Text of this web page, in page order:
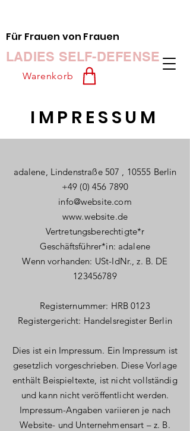
Warenkorb
LADIES SELF-DEFENSE
Für Frauen von Frauen
IMPRESSUM
adalene, Lindenstraße 507 , 10555 Berlin
+49 (0) 456 7890
info@website.com
www.website.de
Vertretungsberechtigte*r
Geschäftsführer*in: adalene
Wenn vorhanden: USt-IdNr., z. B. DE
123456789
Registernummer: HRB 0123
Registergericht: Handelsregister Berlin
Dies ist ein Impressum. Ein Impressum ist
gesetzlich vorgeschrieben. Diese Vorlage
enthält Beispieltexte, ist nicht vollständig
und kann nicht veröffentlicht werden.
Impressum-Angaben variieren je nach
Website- und Unternehmensart – z. B.